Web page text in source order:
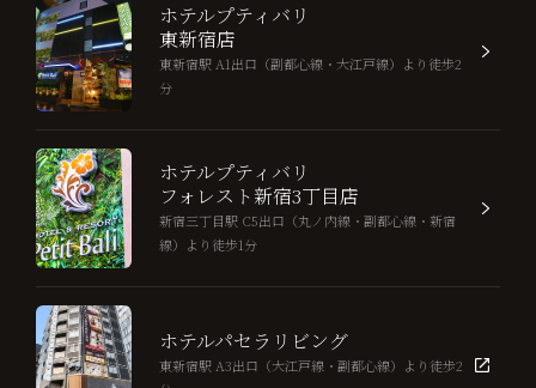
ホテルプティバリ
東新宿店
東新宿駅 A1出口（副都心線・大江戸線）より徒歩2
分
ホテルプティバリ
フォレスト新宿3丁目店
新宿三丁目駅 C5出口（丸ノ内線・副都心線・新宿
線）より徒歩1分
ホテルパセラリビング
東新宿駅 A3出口（大江戸線・副都心線）より徒歩2